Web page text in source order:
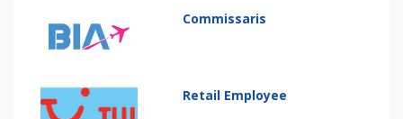
Commissaris
Retail Employee